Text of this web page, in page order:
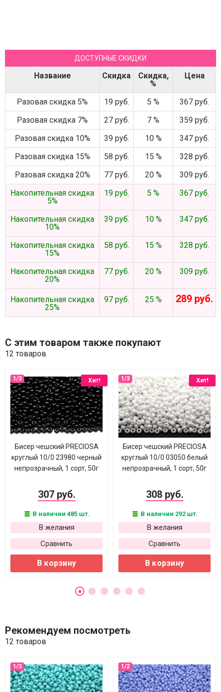
ДОСТУПНЫЕ СКИДКИ
Название Скидка
Скидка,
%
Цена
Разовая скидка 5% 19 руб. 5 %
367 руб.
Разовая скидка 7%
27 руб. 7 %
359 руб.
Разовая скидка 10%
39 руб. 10 %
347 руб.
Разовая скидка 15%
58 руб. 15 %
328 руб.
Разовая скидка 20%
77 руб. 20 %
309 руб.
Накопительная скидка
5%
19 руб. 5 % 367 руб.
Накопительная скидка
10%
39 руб. 10 % 347 руб.
Накопительная скидка
15%
58 руб. 15 % 328 руб.
Накопительная скидка
20%
77 руб. 20 % 309 руб.
Накопительная скидка
25%
97 руб. 25 % 289 руб.
С этим товаром также покупают
12 товаров
Хит!
Бисер чешский PRECIOSA
круглый 10/0 23980 черный
непрозрачный, 1 сорт, 50г
307 руб.
В наличии 485 шт.
В желания
Сравнить
В корзину
Хит!
Бисер чешский PRECIOSA
круглый 10/0 03050 белый
непрозрачный, 1 сорт, 50г
308 руб.
В наличии 292 шт.
В желания
Сравнить
В корзину
Рекомендуем посмотреть
12 товаров